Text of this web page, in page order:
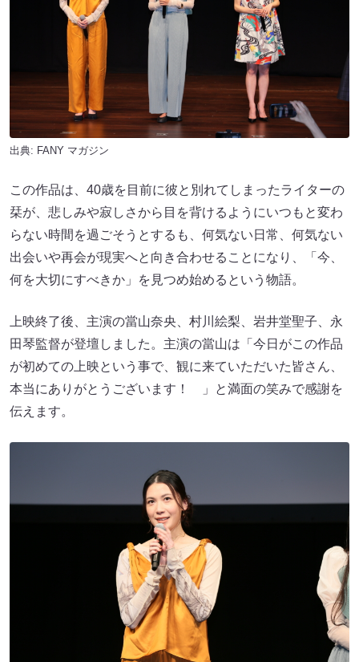
出典: FANY マガジン
この作品は、40歳を目前に彼と別れてしまったライターの
栞が、悲しみや寂しさから目を背けるようにいつもと変わ
らない時間を過ごそうとするも、何気ない日常、何気ない
出会いや再会が現実へと向き合わせることになり、「今、
何を大切にすべきか」を見つめ始めるという物語。
上映終了後、主演の當山奈央、村川絵梨、岩井堂聖子、永
田琴監督が登壇しました。主演の當山は「今日がこの作品
が初めての上映という事で、観に来ていただいた皆さん、
本当にありがとうございます！ 」と満面の笑みで感謝を
伝えます。